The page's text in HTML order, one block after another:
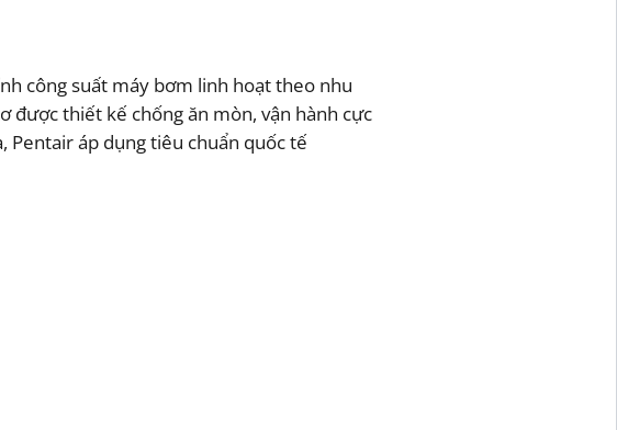
công suất máy bơm linh hoạt theo nhu
được thiết kế chống ăn mòn, vận hành cực
Pentair áp dụng tiêu chuẩn quốc tế